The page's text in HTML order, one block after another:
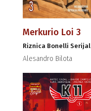
Merkurio Loi 3
Riznica Bonelli Serijal
Alesandro Bilota